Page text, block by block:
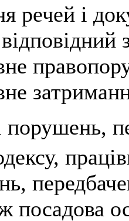
речей і
посадова